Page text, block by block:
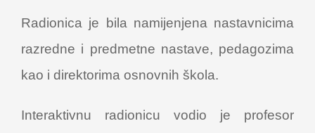
Radionica je bila namijenjena nastavnicima
razredne i predmetne nastave, pedagozima
kao i direktorima osnovnih škola.
Interaktivnu radionicu vodio je profesor